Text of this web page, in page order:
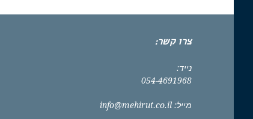
צרו קשר:
נייד:
054-4691968
מייל: info@mehirut.co.il